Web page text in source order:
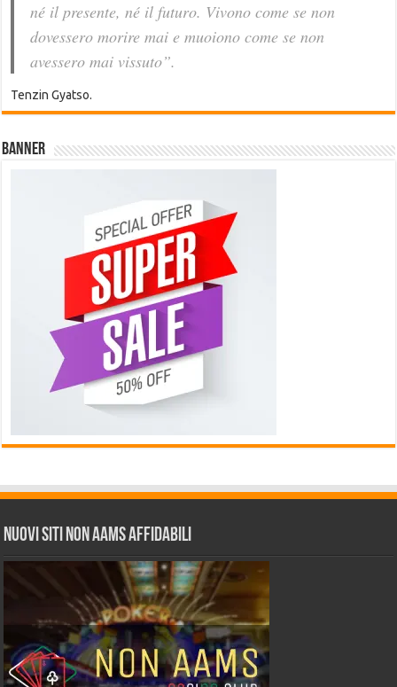
né il presente, né il futuro. Vivono come se non
dovessero morire mai e muoiono come se non
avessero mai vissuto”.
Tenzin Gyatso.
Banner
Nuovi siti non AAMS affidabili